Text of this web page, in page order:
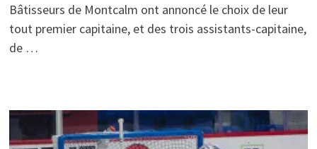
Bâtisseurs de Montcalm ont annoncé le choix de leur
tout premier capitaine, et des trois assistants-capitaine,
de …